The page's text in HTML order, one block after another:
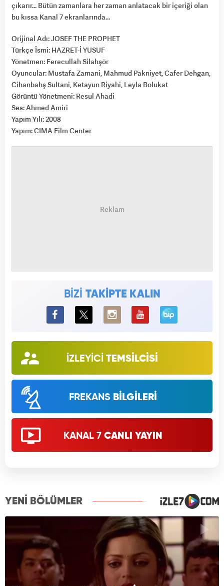
çıkarır… Bütün zamanlara her zaman anlatacak bir içeriği olan
bu kıssa Kanal 7 ekranlarında…
Orijinal Adı: JOSEF THE PROPHET
Türkçe İsmi: HAZRET-İ YUSUF
Yönetmen: Ferecullah Silahşör
Oyuncular: Mustafa Zamani, Mahmud Pakniyet, Cafer Dehgan,
Cihanbahş Sultani, Ketayun Riyahi, Leyla Bolukat
Görüntü Yönetmeni: Resul Ahadi
Ses: Ahmed Amiri
Yapım Yılı: 2008
Yapım: CIMA Film Center
BİZİ TAKİPTE KALIN
BiP
İZLEYİCİ TEMSİLCİSİ
FREKANS BİLGİLERİ
KANAL 7 CANLI YAYIN
YENİ BÖLÜMLER